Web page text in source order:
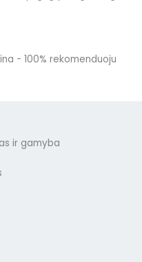
- 100% rekomenduoju
ir gamyba